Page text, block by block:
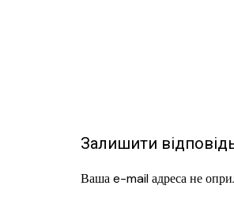
Залишити
Ваша e-mail адреса не